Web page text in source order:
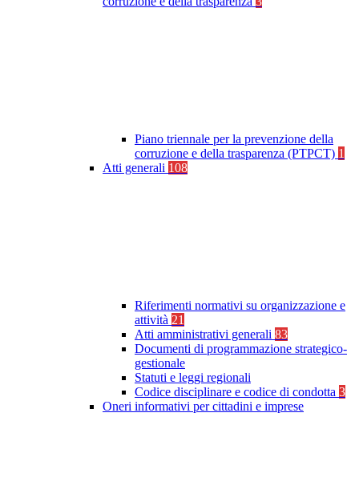
Piano triennale per la prevenzione della
corruzione e della trasparenza (PTPCT) 1
Atti generali 108
Riferimenti normativi su organizzazione e
attività 21
Atti amministrativi generali 83
Documenti di programmazione strategico-
gestionale
Statuti e leggi regionali
Codice disciplinare e codice di condotta 3
Oneri informativi per cittadini e imprese